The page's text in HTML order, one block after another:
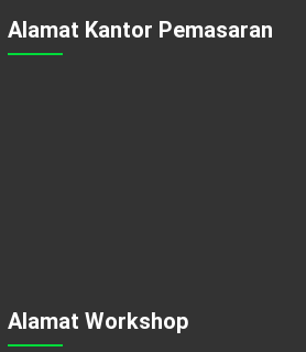
Alamat Kantor Pemasaran
Alamat Workshop